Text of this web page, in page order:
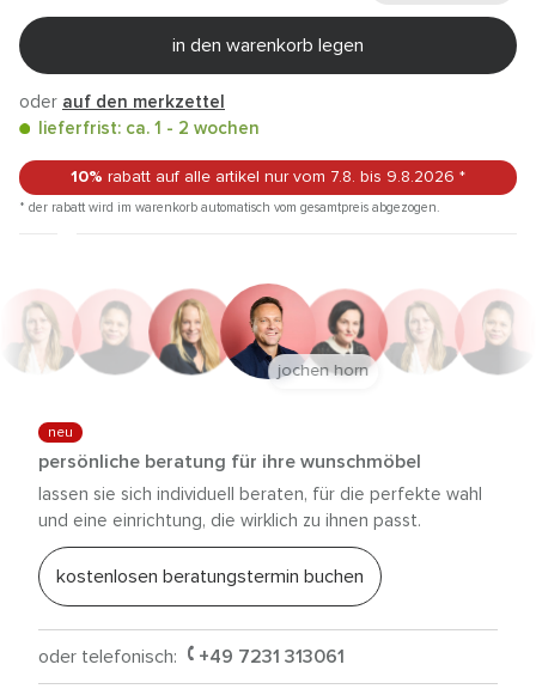
in den warenkorb legen
oder auf den merkzettel
lieferfrist: ca. 1 - 2 wochen
10% rabatt auf alle artikel nur vom 7.8. bis 9.8.2026 *
* der rabatt wird im warenkorb automatisch vom gesamtpreis abgezogen.
neu
persönliche beratung für ihre wunschmöbel
lassen sie sich individuell beraten, für die perfekte wahl
und eine einrichtung, die wirklich zu ihnen passt.
kostenlosen beratungstermin buchen
oder telefonisch: +49 7231 313061
jochen horn